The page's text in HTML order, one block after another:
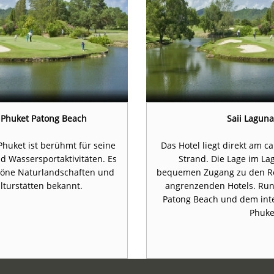
Patong Beach
ist berühmt für seine
Wassersportaktivitäten. Es
Naturlandschaften und
bekannt.
Saii
Das Hotel liegt direkt am
Strand. Die Lage im
bequemen Zugang zu den
angrenzenden Hotels.
Patong Beach und dem